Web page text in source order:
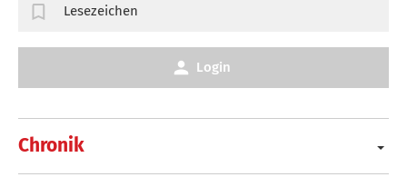
Chronik
Lesezeichen
Login